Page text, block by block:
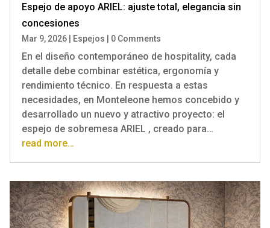
Espejo de apoyo ARIEL: ajuste total, elegancia sin
concesiones
Mar 9, 2026 | Espejos | 0 Comments
En el diseño contemporáneo de hospitality, cada
detalle debe combinar estética, ergonomía y
rendimiento técnico. En respuesta a estas
necesidades, en Monteleone hemos concebido y
desarrollado un nuevo y atractivo proyecto: el
espejo de sobremesa ARIEL , creado para…
read more…